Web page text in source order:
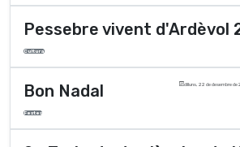
Pessebre vivent d'Ardèvol
Cultura
Bon Nadal dilluns, 22 de desembre de
Festes